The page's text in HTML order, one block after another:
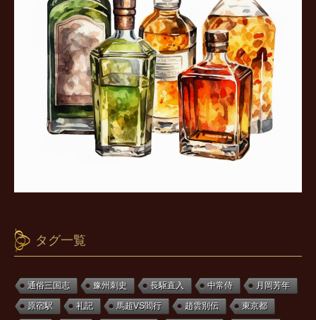
タグ一覧
通俗三国志 豫州刺史 長駆直入 中常侍 月岡芳年
原宿駅 礼記 馬超VS閻行 趙雲別伝 東京都